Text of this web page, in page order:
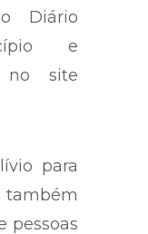
Diário
e
no site
para
pessoas